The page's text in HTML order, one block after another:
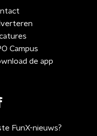
Campus
de app
FunX-nieuws?